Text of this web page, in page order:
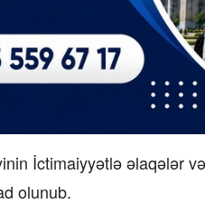
İctimaiyyətlə əlaqələr
olunub.